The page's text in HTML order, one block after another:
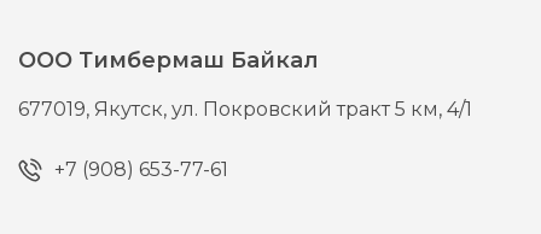
ООО Тимбермаш Байкал
677019, Якутск,ул. Покровский тракт 5 км, 4/1
+7 (908) 653-77-61